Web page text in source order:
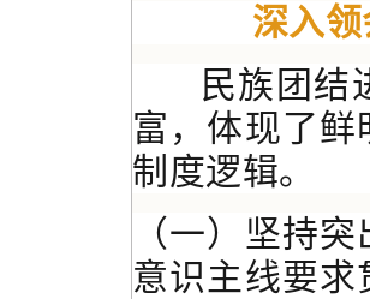
深入
民族团结进
富，体现了
制度逻辑。
（一）坚持
意识主线要